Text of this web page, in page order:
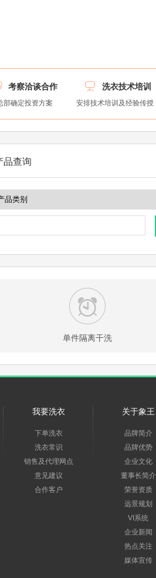
考察洽谈合作
部确定投资方案
 洗衣技术培训
安排技术培训及经验传授
品查询
单件隔离干洗
我要洗衣
下单洗衣
洗衣常识
销售及代理网点
意见建议
合作客户
关于象王
品牌简介
品牌优势
企业文化
董事长简介
荣誉资质
远景规划
VI系统
企业新闻
热点关注
媒体宣传